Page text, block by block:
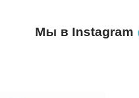
Мы в Instagram